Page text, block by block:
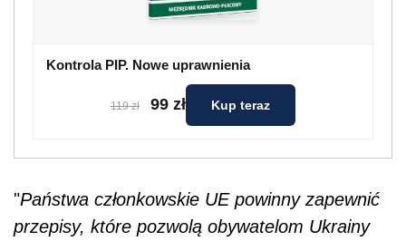
Kontrola PIP. Nowe uprawnienia
119 zł 99 zł Kup teraz
"Państwa członkowskie UE powinny zapewnić
przepisy, które pozwolą obywatelom Ukrainy